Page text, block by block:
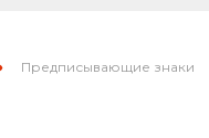
Предписывающие знаки